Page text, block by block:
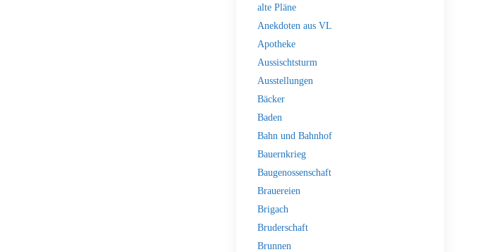
alte Pläne
Anekdoten aus VL
Apotheke
Aussischtsturm
Ausstellungen
Bäcker
Baden
Bahn und Bahnhof
Bauernkrieg
Baugenossenschaft
Brauereien
Brigach
Bruderschaft
Brunnen